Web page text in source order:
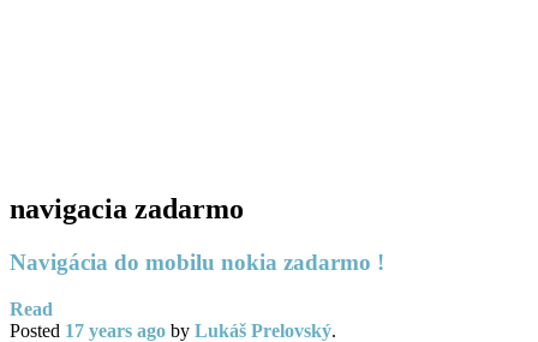
navigacia zadarmo
Navigácia do mobilu nokia zadarmo !
Read
Posted 17 years ago by Lukáš Prelovský.